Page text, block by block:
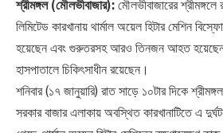
শ্রীমঙ্গল (মৌলভীবাজার): মৌলভীবাজারের শ্রীমঙ্গলে
লিমিটেড কারখানায় থার্মাল অয়েল হিটার মেশিন
হয়েছেন এবং গুরুতরসহ আরও তিনজন আহত
হাসপাতালে চিকিৎসাধীন রয়েছেন।
শনিবার (১৭ জানুয়ারি) রাত সাড়ে ১০টার দিকে
সরকার বাজার এলাকায় অবস্থিত কারখানাটিতে এ